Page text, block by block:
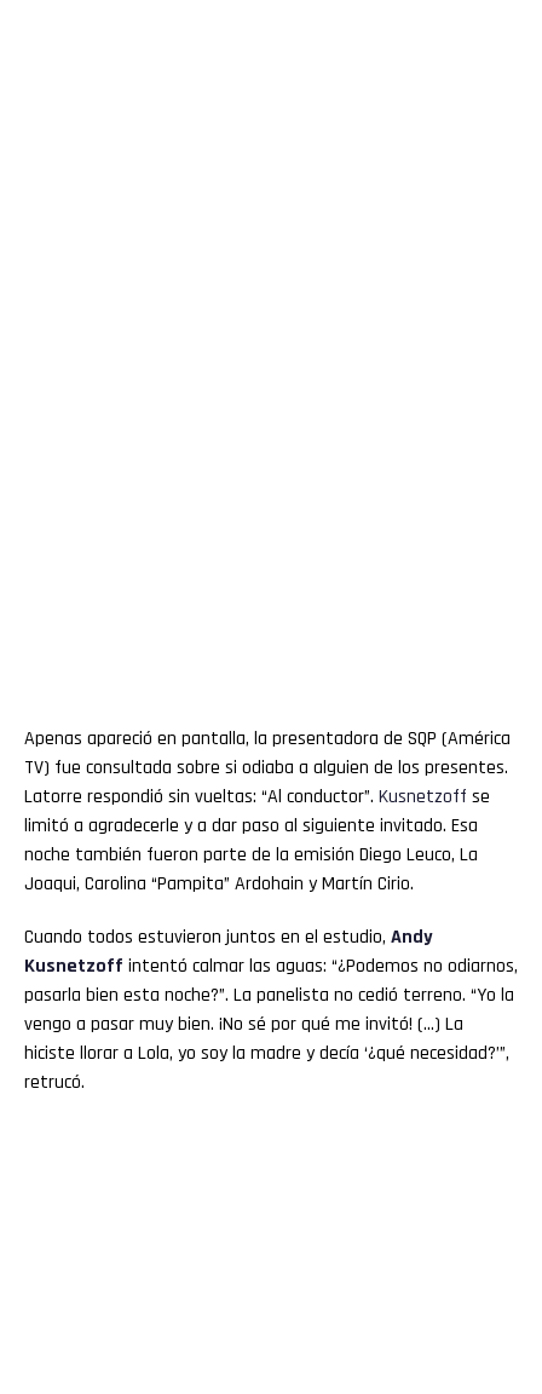
Apenas apareció en pantalla, la presentadora de SQP (América
TV) fue consultada sobre si odiaba a alguien de los presentes.
Latorre respondió sin vueltas: “Al conductor”. Kusnetzoff se
limitó a agradecerle y a dar paso al siguiente invitado. Esa
noche también fueron parte de la emisión Diego Leuco, La
Joaqui, Carolina “Pampita” Ardohain y Martín Cirio.
Cuando todos estuvieron juntos en el estudio, Andy
Kusnetzoff intentó calmar las aguas: “¿Podemos no odiarnos,
pasarla bien esta noche?”. La panelista no cedió terreno. “Yo la
vengo a pasar muy bien. ¡No sé por qué me invitó! (…) La
hiciste llorar a Lola, yo soy la madre y decía ‘¿qué necesidad?’”,
retrucó.